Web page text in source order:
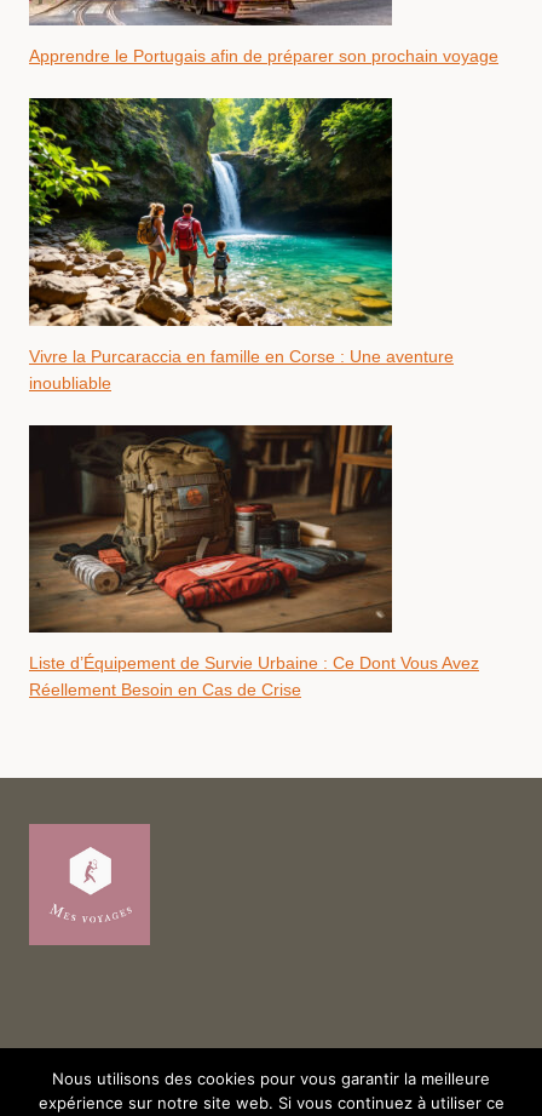
Apprendre le Portugais afin de préparer son prochain voyage
Vivre la Purcaraccia en famille en Corse : Une aventure
inoubliable
Liste d’Équipement de Survie Urbaine : Ce Dont Vous Avez
Réellement Besoin en Cas de Crise
Nous utilisons des cookies pour vous garantir la meilleure
expérience sur notre site web. Si vous continuez à utiliser ce